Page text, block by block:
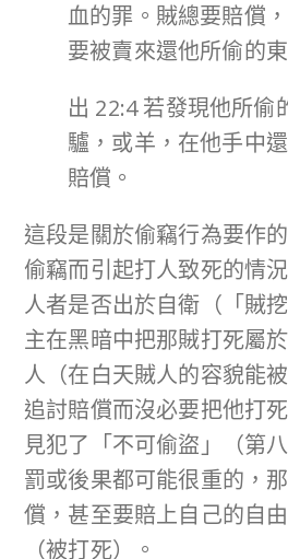
血的罪。賊總要賠償
要被賣來還他所偷的東
出 22:4 若發現他所偷
驢，或羊，在他手中
賠償。
這段是關於偷竊行為要作
偷竊而引起打人致死的情
人者是否出於自衛（「賊
主在黑暗中把那賊打死屬
人（在白天賊人的容貌能
追討賠償而沒必要把他打
見犯了「不可偷盜」（第
罰或後果都可能很重的，
償，甚至要賠上自己的自
（被打死）。